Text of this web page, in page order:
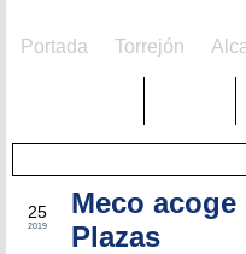
Portada Torrejón
25
2019
Meco
Plazas